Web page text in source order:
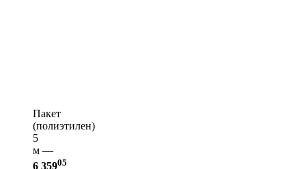
Пакет
(полиэтилен)
5
м —
6 35905